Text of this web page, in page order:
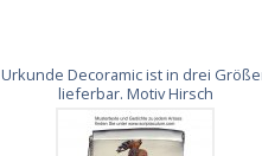
Urkunde Decoramic ist in drei
lieferbar. Motiv Hirsch